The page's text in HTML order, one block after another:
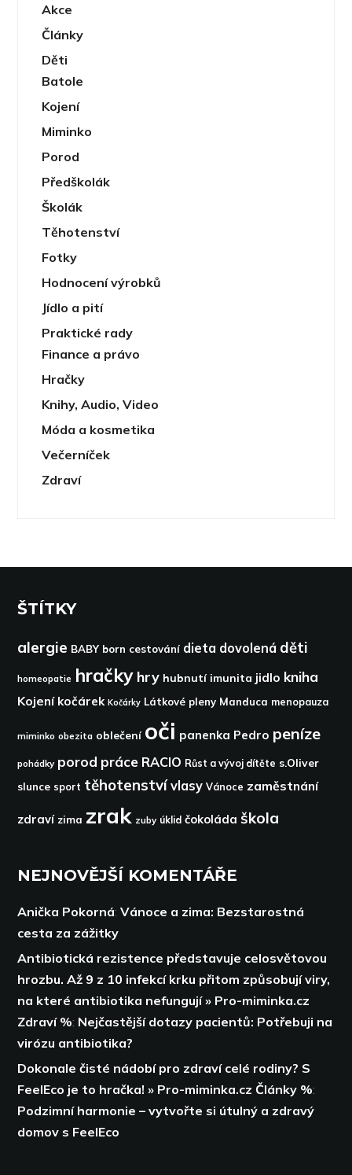
Akce
Články
Děti
Batole
Kojení
Miminko
Porod
Předškolák
Školák
Těhotenství
Fotky
Hodnocení výrobků
Jídlo a pití
Praktické rady
Finance a právo
Hračky
Knihy, Audio, Video
Móda a kosmetika
Večerníček
Zdraví
ŠTÍTKY
alergie BABY born cestování dieta dovolená děti
homeopatie hračky hry hubnutí imunita jidlo kniha
Kojení kočárek Kočárky Látkové pleny Manduca menopauza
miminko obezita oblečení oči panenka Pedro peníze
pohádky porod práce RACIO Růst a vývoj dítěte s.Oliver
slunce sport těhotenství vlasy Vánoce zaměstnání
zdraví zima zrak zuby úklid čokoláda škola
NEJNOVĚJŠÍ KOMENTÁŘE
Anička Pokorná:Vánoce a zima: Bezstarostná
cesta za zážitky
Antibiotická rezistence představuje celosvětovou
hrozbu. Až 9 z 10 infekcí krku přitom způsobují viry,
na které antibiotika nefungují » Pro-miminka.cz
Zdraví %: Nejčastější dotazy pacientů: Potřebuji na
virózu antibiotika?
Dokonale čisté nádobí pro zdraví celé rodiny? S
FeelEco je to hračka! » Pro-miminka.cz Články %:
Podzimní harmonie – vytvořte si útulný a zdravý
domov s FeelEco